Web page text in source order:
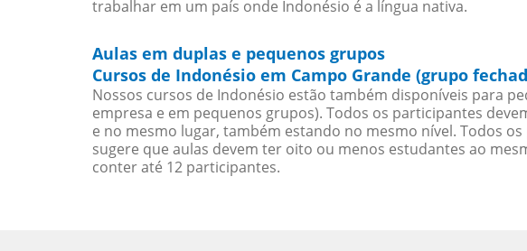
trabalhar em um país onde Indonésio é a língua nativa.
Aulas em duplas e pequenos grupos
Cursos de Indonésio em Campo Grande (grupo
Nossos cursos de Indonésio estão também disponíveis para
empresa e em pequenos grupos). Todos os participantes
e no mesmo lugar, também estando no mesmo nível. Todos
sugere que aulas devem ter oito ou menos estudantes ao
conter até 12 participantes.